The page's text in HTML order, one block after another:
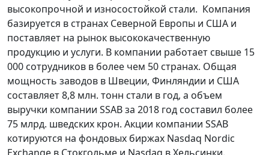
высокопрочной и износостойкой стали. Компания
базируется в странах Северной Европы и США и
поставляет на рынок высококачественную
продукцию и услуги. В компании работает свыше 15
000 сотрудников в более чем 50 странах. Общая
мощность заводов в Швеции, Финляндии и США
составляет 8,8 млн. тонн стали в год, а объем
выручки компании SSAB за 2018 год составил более
75 млрд. шведских крон. Акции компании SSAB
котируются на фондовых биржах Nasdaq Nordic